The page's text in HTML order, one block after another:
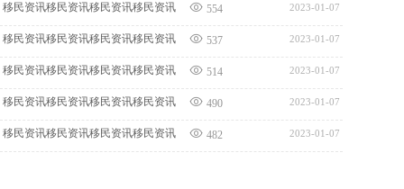
移民资讯移民资讯移民资讯移民资讯 554 2023-01-07
移民资讯移民资讯移民资讯移民资讯 537 2023-01-07
移民资讯移民资讯移民资讯移民资讯 514 2023-01-07
移民资讯移民资讯移民资讯移民资讯 490 2023-01-07
移民资讯移民资讯移民资讯移民资讯 482 2023-01-07